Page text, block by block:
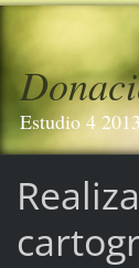
Estudio 4